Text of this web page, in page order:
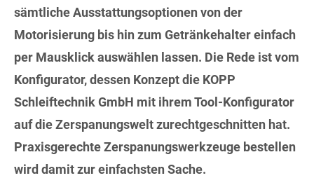
sämtliche Ausstattungsoptionen von der
Motorisierung bis hin zum Getränkehalter einfach
per Mausklick auswählen lassen. Die Rede ist vom
Konfigurator, dessen Konzept die KOPP
Schleiftechnik GmbH mit ihrem Tool-Konfigurator
auf die Zerspanungswelt zurechtgeschnitten hat.
Praxisgerechte Zerspanungswerkzeuge bestellen
wird damit zur einfachsten Sache.